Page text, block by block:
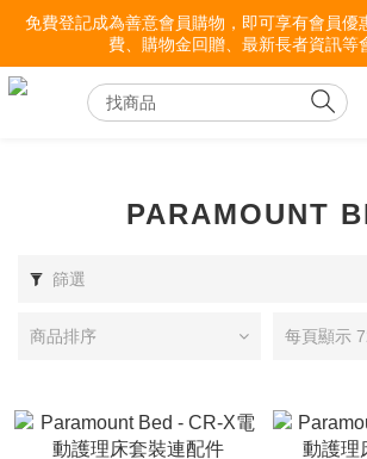
免費登記成為善意會員購物，即可享有會員優
費、購物金回贈、最新長者資訊等
PARAMOUNT
篩選
商品排序 每頁顯示